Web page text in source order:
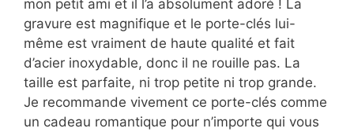
mon petit ami et il l’a absolument adoré ! La
gravure est magnifique et le porte-clés lui-
même est vraiment de haute qualité et fait
d’acier inoxydable, donc il ne rouille pas. La
taille est parfaite, ni trop petite ni trop grande.
Je recommande vivement ce porte-clés comme
un cadeau romantique pour n’importe qui vous